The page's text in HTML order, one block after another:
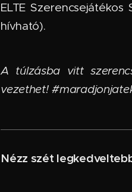
ELTE
hívható).
A túlzásba vitt
vezethet!
Nézz szét